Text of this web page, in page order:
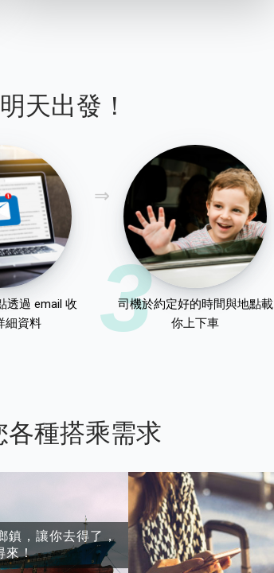
天出發！
透過 email 收
細資料
3
司機於約定好的時間與地點載
你上下車
種搭乘需求
鎮，讓你去得了，
來！